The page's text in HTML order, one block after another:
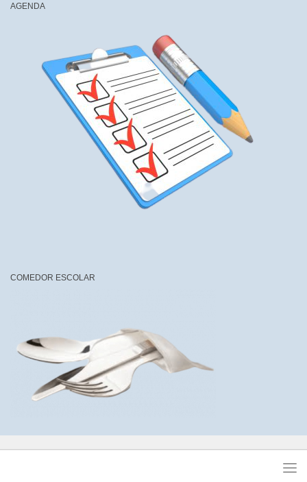
AGENDA
COMEDOR ESCOLAR